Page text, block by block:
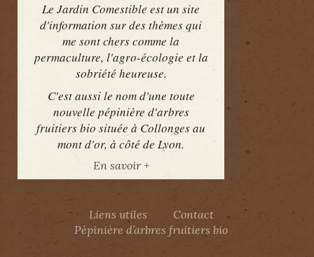
Le Jardin Comestible est un site
d'information sur des thèmes qui
me sont chers comme la
permaculture, l'agro-écologie et la
sobriété heureuse.
C'est aussi le nom d'une toute
nouvelle pépinière d'arbres
fruitiers bio située à Collonges au
mont d'or, à côté de Lyon.
En savoir +
Liens utiles
Contact
Pépinière d’arbres fruitiers bio